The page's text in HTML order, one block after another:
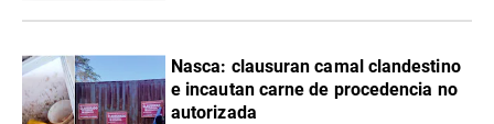
Nasca: clausuran camal clandestino
e incautan carne de procedencia no
autorizada